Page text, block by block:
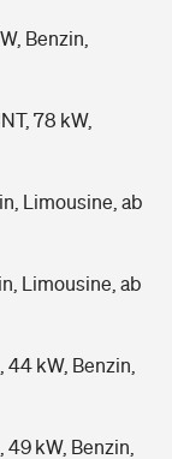
Benzin,
78 kW,
Limousine, ab
Limousine, ab
kW, Benzin,
kW, Benzin,